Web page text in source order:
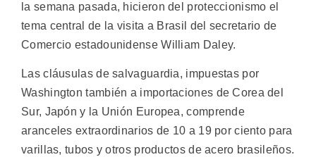
la semana pasada, hicieron del proteccionismo el
tema central de la visita a Brasil del secretario de
Comercio estadounidense William Daley.
Las cláusulas de salvaguardia, impuestas por
Washington también a importaciones de Corea del
Sur, Japón y la Unión Europea, comprende
aranceles extraordinarios de 10 a 19 por ciento para
varillas, tubos y otros productos de acero brasileños.